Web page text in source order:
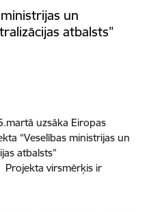
un
atbalsts”
uzsāka Eiropas
“Veselības ministrijas un
atbalsts”
virsmērķis ir